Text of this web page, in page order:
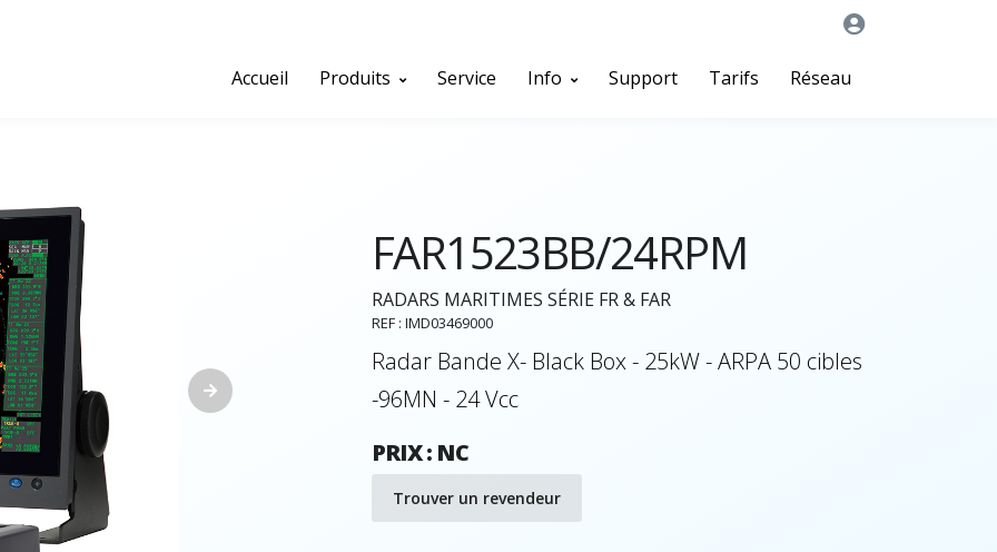
Accueil Produits Service Info Support Tarifs Réseau
FAR1523BB/24RPM
RADARS MARITIMES SÉRIE FR & FAR
REF : IMD03469000
Radar Bande X- Black Box - 25kW - ARPA 50 cibles
-96MN - 24 Vcc
PRIX : NC
Trouver un revendeur